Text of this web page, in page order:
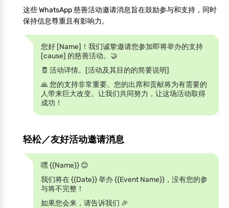
这些 WhatsApp 慈善活动邀请消息旨在鼓励参与和支持，同时
保持信息尊重且有影响力。
您好 [Name]！我们诚挚邀请您参加即将举办的支持
[cause] 的慈善活动。🤝
🧾 活动详情。[活动及其目的的简要说明]
🙏 您的支持非常重要。您的出席和贡献将为有需要的
人带来巨大改变。让我们共同努力，让这场活动取得
成功！
轻松／友好活动邀请消息
嘿 {{Name}} 😊
我们将在 {{Date}} 举办 {{Event Name}}，没有您的参
与将不完整！
如果您会来，请告诉我们 🎉